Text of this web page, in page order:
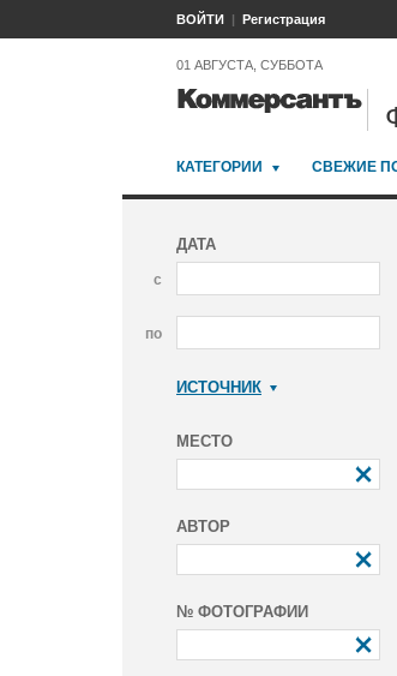
ВОЙТИ Регистрация
01 АВГУСТА, СУББОТА
КАТЕГОРИИ СВЕЖИЕ
ДАТА
с
по
ИСТОЧНИК
МЕСТО
АВТОР
№ ФОТОГРАФИИ